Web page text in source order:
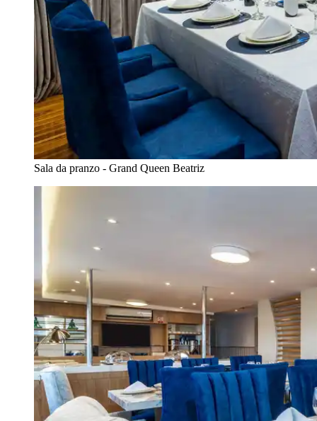
Sala da pranzo - Grand Queen Beatriz